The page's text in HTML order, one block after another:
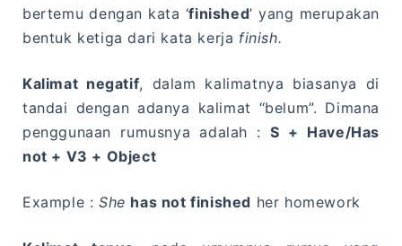
bertemu dengan kata ‘finished’ yang merupakan
bentuk ketiga dari kata kerja finish.
Kalimat negatif, dalam kalimatnya biasanya di
tandai dengan adanya kalimat “belum”. Dimana
penggunaan rumusnya adalah :S + Have/Has
not + V3 + Object
Example : She has not finished her homework